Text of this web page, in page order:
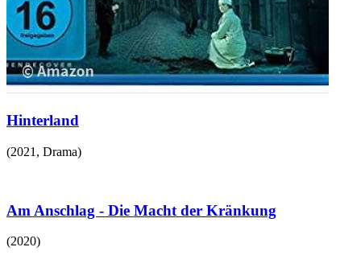
Hinterland
(2021 , Drama)
Am Anschlag - Die Macht der Kränkung
(2020)